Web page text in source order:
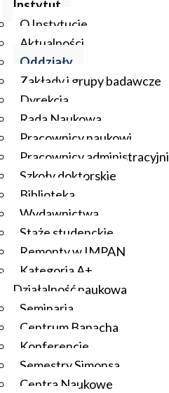
Instytut
O Instytucie
Aktualności
Oddziały
Zakłady i grupy badawcze
Dyrekcja
Rada Naukowa
Pracownicy naukowi
Pracownicy administracyjni
Szkoły doktorskie
Biblioteka
Wydawnictwa
Staże studenckie
Remonty w IMPAN
Kategoria A+
Działalność naukowa
Seminaria
Centrum Banacha
Konferencje
Semestry Simonsa
Centra Naukowe